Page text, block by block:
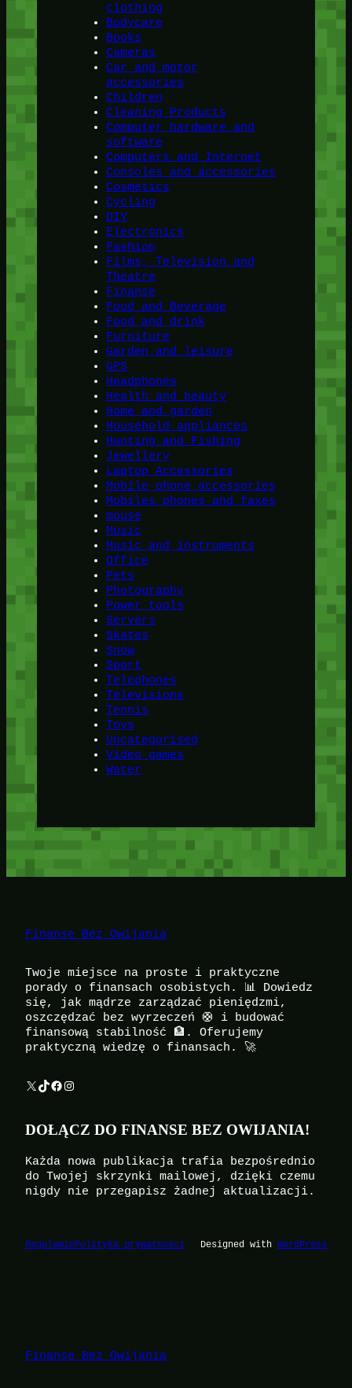
clothing
Bodycare
Books
Cameras
Car and motor
accessories
Children
Cleaning Products
Computer hardware and
software
Computers and Internet
Consoles and accessories
Cosmetics
Cycling
DIY
Electronics
Fashion
Films, Television and
Theatre
Finanse
Food and Beverage
Food and drink
Furniture
Garden and leisure
GPS
Headphones
Health and beauty
Home and garden
Household appliances
Hunting and Fishing
Jewellery
Laptop Accessories
Mobile phone accessories
Mobiles phones and faxes
mouse
Music
Music and instruments
Office
Pets
Photography
Power tools
Servers
Skates
Snow
Sport
Telephones
Televisions
Tennis
Toys
Uncategorised
Video games
Water
Finanse Bez Owijania
Twoje miejsce na proste i praktyczne
porady o finansach osobistych. 📊 Dowiedz
się, jak mądrze zarządzać pieniędzmi,
oszczędzać bez wyrzeczeń 🛟 i budować
finansową stabilność 🏦. Oferujemy
praktyczną wiedzę o finansach. 🚀
X TikTok Facebook Instagram
DOŁĄCZ DO FINANSE BEZ OWIJANIA!
Każda nowa publikacja trafia bezpośrednio
do Twojej skrzynki mailowej, dzięki czemu
nigdy nie przegapisz żadnej aktualizacji.
RegulaminPolityka prywatności Designed with WordPress
Finanse Bez Owijania